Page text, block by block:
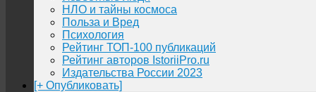
НЛО и тайны космоса
Польза и Вред
Психология
Рейтинг ТОП-100 публикаций
Рейтинг авторов IstoriiPro.ru
Издательства России 2023
[+ Опубликовать]